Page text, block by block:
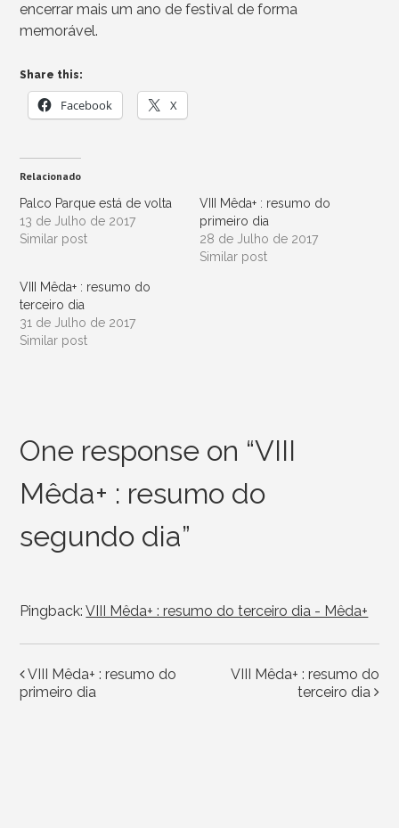
encerrar mais um ano de festival de forma
memorável.
Share this:
Facebook X
Relacionado
Palco Parque está de volta
13 de Julho de 2017
Similar post
VIII Mêda+ : resumo do
primeiro dia
28 de Julho de 2017
Similar post
VIII Mêda+ : resumo do
terceiro dia
31 de Julho de 2017
Similar post
One response on “VIII
Mêda+ : resumo do
segundo dia”
Pingback:VIII Mêda+ : resumo do terceiro dia - Mêda+
Post navigation
VIII Mêda+ : resumo do
primeiro dia
VIII Mêda+ : resumo do
terceiro dia